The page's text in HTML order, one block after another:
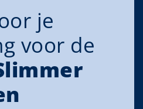
je
voor de